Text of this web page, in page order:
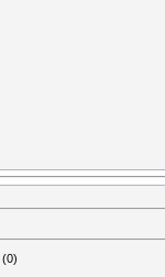
(0)